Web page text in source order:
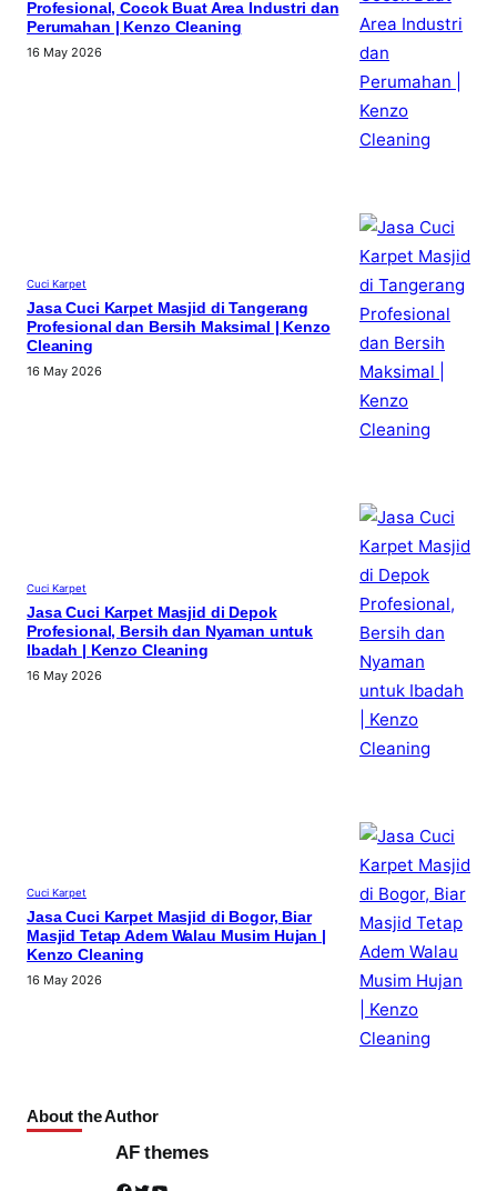
Profesional, Cocok Buat Area Industri dan
Perumahan | Kenzo Cleaning
16 May 2026
Cuci Karpet
Jasa Cuci Karpet Masjid di Tangerang
Profesional dan Bersih Maksimal | Kenzo
Cleaning
16 May 2026
Cuci Karpet
Jasa Cuci Karpet Masjid di Depok
Profesional, Bersih dan Nyaman untuk
Ibadah | Kenzo Cleaning
16 May 2026
Cuci Karpet
Jasa Cuci Karpet Masjid di Bogor, Biar
Masjid Tetap Adem Walau Musim Hujan |
Kenzo Cleaning
16 May 2026
About the Author
AF themes